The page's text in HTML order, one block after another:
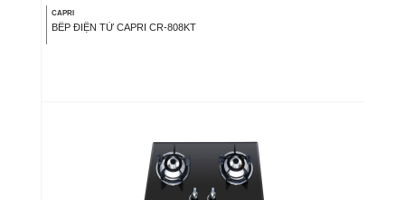
CAPRI
BẾP ĐIỆN TỪ CAPRI CR-808KT